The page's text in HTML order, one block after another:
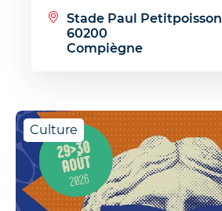
Stade Paul Petitpoisson
60200
Compiègne
Culture